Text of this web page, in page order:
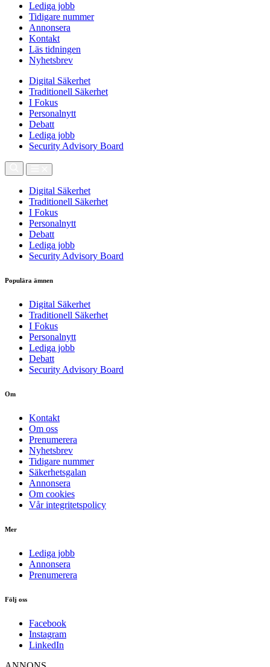
Lediga jobb
Tidigare nummer
Annonsera
Kontakt
Läs tidningen
Nyhetsbrev
Digital Säkerhet
Traditionell Säkerhet
I Fokus
Personalnytt
Debatt
Lediga jobb
Security Advisory Board
Digital Säkerhet
Traditionell Säkerhet
I Fokus
Personalnytt
Debatt
Lediga jobb
Security Advisory Board
Populära ämnen
Digital Säkerhet
Traditionell Säkerhet
I Fokus
Personalnytt
Lediga jobb
Debatt
Security Advisory Board
Om
Kontakt
Om oss
Prenumerera
Nyhetsbrev
Tidigare nummer
Säkerhetsgalan
Annonsera
Om cookies
Vår integritetspolicy
Mer
Lediga jobb
Annonsera
Prenumerera
Följ oss
Facebook
Instagram
LinkedIn